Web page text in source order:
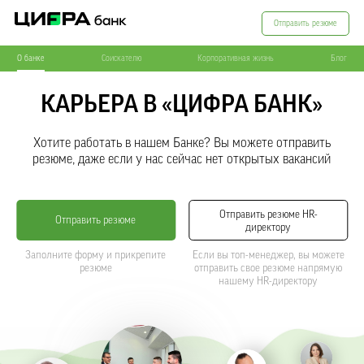
О банке Соискателю Корпоративная жизнь Блог
Отправить резюме
КАРЬЕРА В «ЦИФРА БАНК»
Хотите работать в нашем Банке? Вы можете отправить
резюме, даже если у нас сейчас нет открытых вакансий
Отправить резюме
Заполните форму и прикрепите
резюме
Отправить резюме HR-
директору
Если вы топ-менеджер, вы можете
отправить свое резюме напрямую
нашему HR-директору